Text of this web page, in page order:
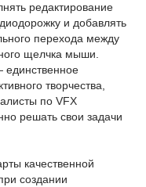
редактирование
и добавлять
перехода между
щелчка мыши.
единственное
творчества,
по VFX
решать свои задачи
качественной
создании